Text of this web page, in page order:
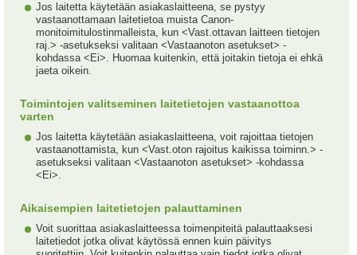
Jos laitetta käytetään asiakaslaitteena, se pystyy
vastaanottamaan laitetietoa muista Canon-
monitoimitulostinmalleista, kun <Vast.ottavan laitteen tietojen
raj.> -asetukseksi valitaan <Vastaanoton asetukset> -
kohdassa <Ei>. Huomaa kuitenkin, että joitakin tietoja ei ehkä
jaeta oikein.
Toimintojen valitseminen laitetietojen vastaanottoa
varten
Jos laitetta käytetään asiakaslaitteena, voit rajoittaa tietojen
vastaanottamista, kun <Vast.oton rajoitus kaikissa toiminn.> -
asetukseksi valitaan <Vastaanoton asetukset> -kohdassa
<Ei>.
Aikaisempien laitetietojen palauttaminen
Voit suorittaa asiakaslaitteessa toimenpiteitä palauttaaksesi
laitetiedot jotka olivat käytössä ennen kuin päivitys